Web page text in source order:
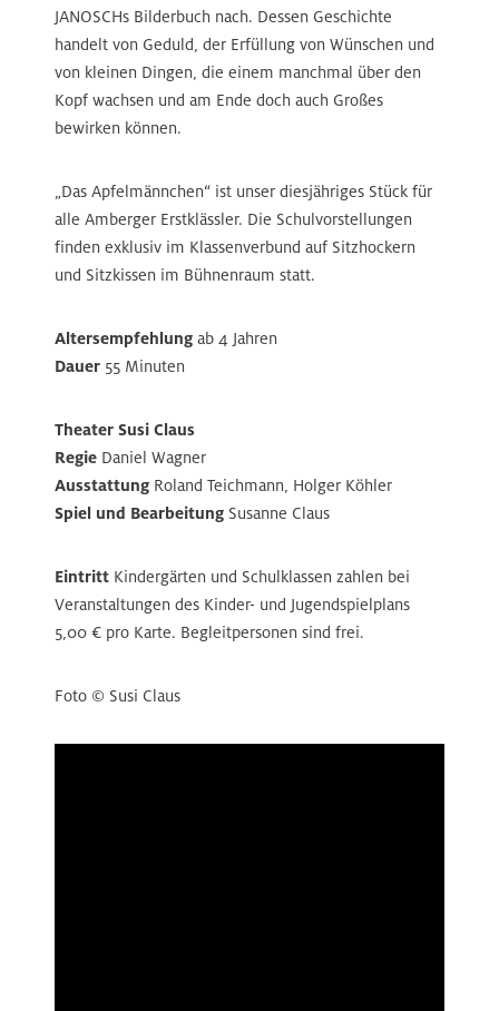
JANOSCHs Bilderbuch nach. Dessen Geschichte
handelt von Geduld, der Erfüllung von Wünschen und
von kleinen Dingen, die einem manchmal über den
Kopf wachsen und am Ende doch auch Großes
bewirken können.
„Das Apfelmännchen“ ist unser diesjähriges Stück für
alle Amberger Erstklässler. Die Schulvorstellungen
finden exklusiv im Klassenverbund auf Sitzhockern
und Sitzkissen im Bühnenraum statt.
Altersempfehlung ab 4 Jahren
Dauer55 Minuten
Theater Susi Claus
RegieDaniel Wagner
AusstattungRoland Teichmann, Holger Köhler
Spiel und BearbeitungSusanne Claus
Eintritt Kindergärten und Schulklassen zahlen bei
Veranstaltungen des Kinder- und Jugendspielplans
5,00 € pro Karte. Begleitpersonen sind frei.
Foto © Susi Claus